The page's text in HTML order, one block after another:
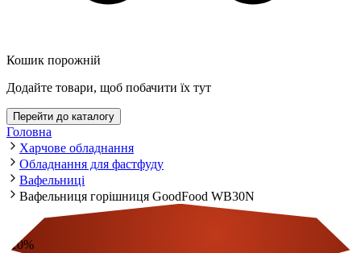
Кошик порожній
Додайте товари, щоб побачити їх тут
Перейти до каталогу
Головна
Харчове обладнання
Обладнання для фастфуду
Вафельниці
Вафельниця горішниця GoodFood WB30N
10%